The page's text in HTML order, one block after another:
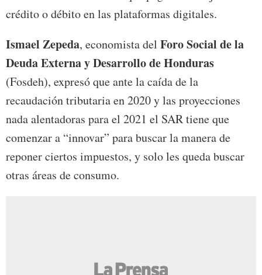
crédito o débito en las plataformas digitales.
Ismael Zepeda, economista del Foro Social de la
Deuda Externa y Desarrollo de Honduras
(Fosdeh), expresó que ante la caída de la
recaudación tributaria en 2020 y las proyecciones
nada alentadoras para el 2021 el SAR tiene que
comenzar a “innovar” para buscar la manera de
reponer ciertos impuestos, y solo les queda buscar
otras áreas de consumo.